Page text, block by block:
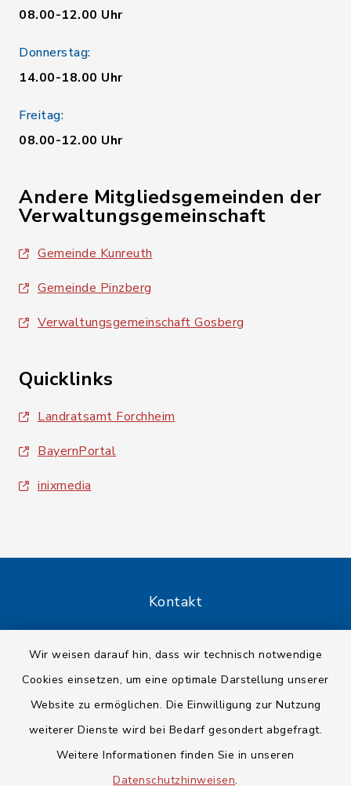
Wir weisen darauf hin, dass wir technisch notwendige
Cookies einsetzen, um eine optimale Darstellung unserer
Website zu ermöglichen. Die Einwilligung zur Nutzung
weiterer Dienste wird bei Bedarf gesondert abgefragt.
Weitere Informationen finden Sie in unseren
Datenschutzhinweisen.
08.00-12.00 Uhr
Donnerstag:
14.00-18.00 Uhr
Freitag:
08.00-12.00 Uhr
Andere Mitgliedsgemeinden der
Verwaltungsgemeinschaft
Gemeinde Kunreuth
Gemeinde Pinzberg
Verwaltungsgemeinschaft Gosberg
Quicklinks
Landratsamt Forchheim
BayernPortal
inixmedia
Kontakt
Datenschutz
Impressum
Sitemap